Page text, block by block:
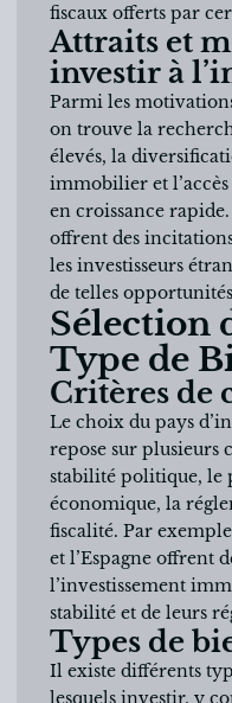
fiscaux offerts par
Attraits et
investir à
Parmi les
on trouve la
élevés, la
immobilier et
en croissance
offrent des
les investisseurs
de telles
Sélection
Type de
Critères de
Le choix du pays
repose sur plusieurs
stabilité politique, le
économique, la
fiscalité. Par
et l’Espagne offrent
l’investissement
stabilité et de leurs
Types de
Il existe différents
lesquels investir, y